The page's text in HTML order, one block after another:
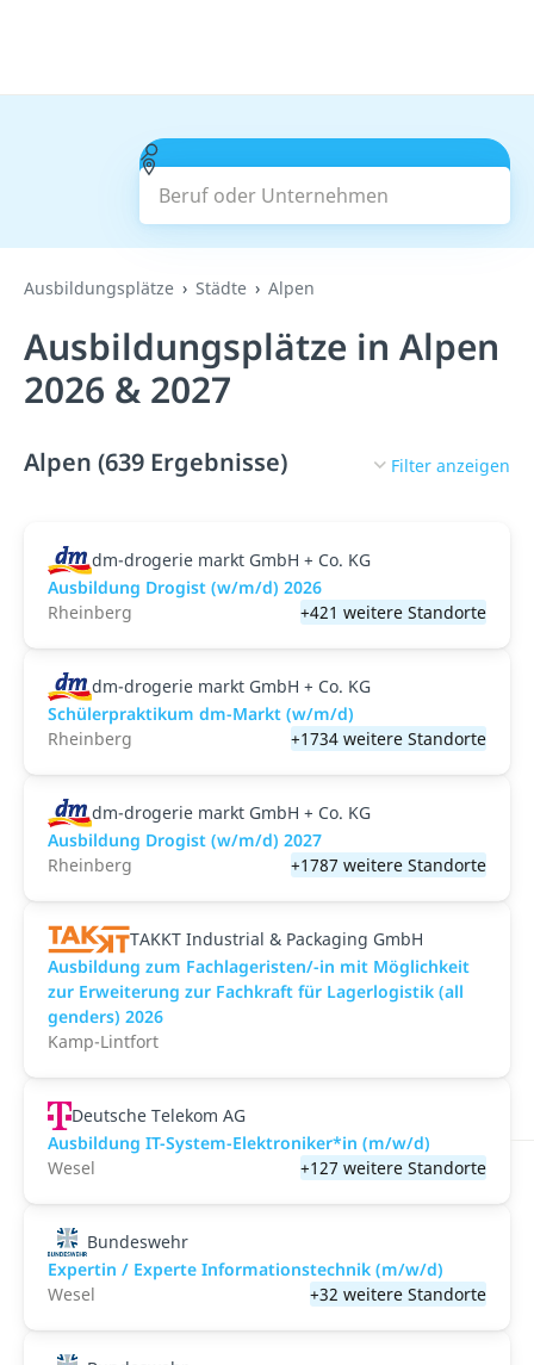
Beruf oder Unternehmen
Suchen
Ausbildungsplätze Städte Alpen
Ausbildungsplätze in Alpen
2026 & 2027
Alpen (639 Ergebnisse) Filter anzeigen
dm-drogerie markt GmbH + Co. KG
Ausbildung Drogist (w/m/d) 2026
Rheinberg
+421 weitere Standorte
dm-drogerie markt GmbH + Co. KG
Schülerpraktikum dm-Markt (w/m/d)
Rheinberg
+1734 weitere Standorte
dm-drogerie markt GmbH + Co. KG
Ausbildung Drogist (w/m/d) 2027
Rheinberg
+1787 weitere Standorte
TAKKT Industrial & Packaging GmbH
Ausbildung zum Fachlageristen/-in mit Möglichkeit
zur Erweiterung zur Fachkraft für Lagerlogistik (all
genders) 2026
Kamp-Lintfort
Deutsche Telekom AG
Ausbildung IT-System-Elektroniker*in (m/w/d)
Wesel
+127 weitere Standorte
Bundeswehr
Expertin / Experte Informationstechnik (m/w/d)
Wesel
+32 weitere Standorte